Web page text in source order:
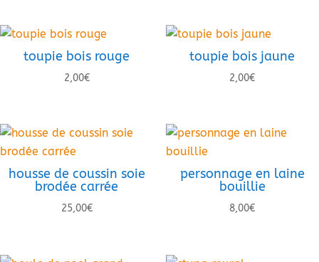
toupie bois rouge
2,00€
toupie bois jaune
2,00€
housse de coussin soie
brodée carrée
25,00€
personnage en laine
bouillie
8,00€